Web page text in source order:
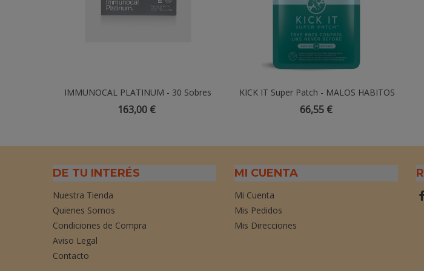
Añadir Al Carrito
IMMUNOCAL PLATINUM - 30 Sobres
163,00 €
Añadir Al Carrito
KICK IT Super Patch - MALOS HABITOS
66,55 €
DE TU INTERÉS
Nuestra Tienda
Quienes Somos
Condiciones de Compra
Aviso Legal
Contacto
MI CUENTA
Mi Cuenta
Mis Pedidos
Mis Direcciones